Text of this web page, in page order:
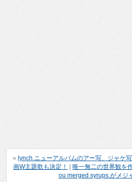
« lynch.ニューアルバムのアー写、ジャケ
画W主題歌も決定！
| 唯一無二の世界観を
ou merged syrups.がメジ